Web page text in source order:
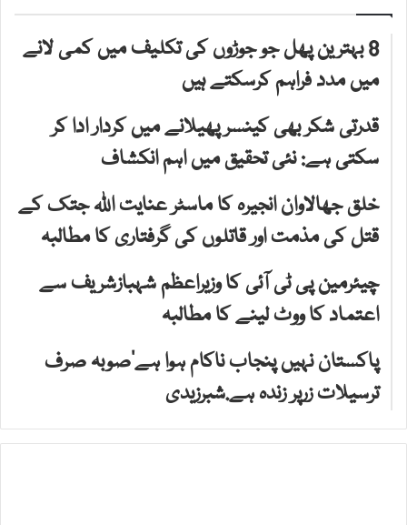
8 بہترین پھل جو جوڑوں کی تکلیف میں کمی لانے
میں مدد فراہم کرسکتے ہیں
قدرتی شکر بھی کینسر پھیلانے میں کردار ادا کر
سکتی ہے: نئی تحقیق میں اہم انکشاف
خلق جھالاوان انجیرہ کا ماسٹر عنایت اللہ جتک کے
قتل کی مذمت اور قاتلوں کی گرفتاری کا مطالبہ
چیئرمین پی ٹی آئی کا وزیراعظم شہبازشریف سے
اعتماد کا ووٹ لینے کا مطالبہ
پاکستان نہیں پنجاب ناکام ہوا ہے‘صوبہ صرف
ترسیلات زرپر زندہ ہے.شبرزیدی